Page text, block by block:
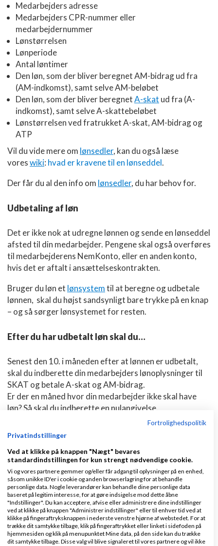
Medarbejders adresse
Medarbejders CPR-nummer eller
medarbejdernummer
Lønstørrelsen
Lønperiode
Antal løntimer
Den løn, som der bliver beregnet AM-bidrag ud fra
(AM-indkomst), samt selve AM-beløbet
Den løn, som der bliver beregnetA-skat ud fra (A-
indkomst), samt selve A-skattebeløbet
Lønstørrelsen ved fratrukket A-skat, AM-bidrag og
ATP
Vil du vide mere om lønsedler, kan du også læse
voreswiki: hvad er kravene til en lønseddel.
Der får du al den info om lønsedler, du har behov for.
Udbetaling af løn
Det er ikke nok at udregne lønnen og sende en lønseddel
afsted til din medarbejder. Pengene skal også overføres
til medarbejderens NemKonto, eller en anden konto,
hvis det er aftalt i ansættelseskontrakten.
Bruger du løn et lønsystemtil at beregne og udbetale
lønnen, skal du højst sandsynligt bare trykke på en knap
– og så sørger lønsystemet for resten.
Efter du har udbetalt løn skal du…
Senest den 10. i måneden efter at lønnen er udbetalt,
skal du indberette din medarbejders lønoplysninger til
SKAT og betale A-skat og AM-bidrag.
Er der en måned hvor din medarbejder ikke skal have
løn? Så skal du indberette en nulangivelse.
Her er en oversigt over hvad du blandt andet skal
indberette til SKAT:
Løntimer
- Det antal timer din medarbejder har arbejdet
A-indkomst
- Løn før skattepligtige lønandele
ATP
- Arbejdsmarkedets tillægspension
AM-bidrag
- Arbejdsmarkedsbidrag
Fortrolighedspolitik
Privatindstillinger
Ved at klikke på knappen "Nægt" bevares
standardindstillingen for kun strengt nødvendige cookie.
Vi og vores partnere gemmer og/eller får adgang til oplysninger på en enhed,
såsom unikke ID'er i cookie og anden browserlagring for at behandle
personlige data. Nogle leverandører kan behandle dine personlige data
baseret på legitim interesse, for at gøre indsigelse mod dette åbne
"Indstillinger". Du kan acceptere, afvise eller administrere dine indstillinger
ved at klikke på knappen "Administrer indstillinger" eller til enhver tid ved at
klikke på fingeraftryksknappen i nederste venstre hjørne af webstedet. For at
trække dit samtykke tilbage, klik på fingeraftrykket eller linket i sidefoden på
hjemmesiden og klik på menupunktet Mine data, på den side kan du trække
dit samtykke tilbage. Disse valg vil blive signaleret til vores partnere og vil ikke